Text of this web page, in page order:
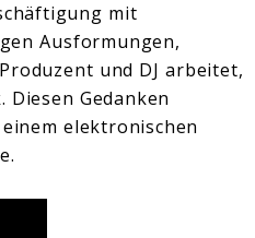
mit
Ausformungen,
und DJ arbeitet,
Gedanken
elektronischen